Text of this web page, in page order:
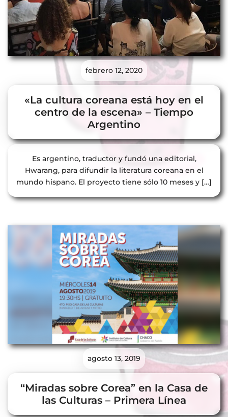
febrero 12, 2020
«La cultura coreana está hoy en el
centro de la escena» – Tiempo
Argentino
Es argentino, traductor y fundó una editorial,
Hwarang, para difundir la literatura coreana en el
mundo hispano. El proyecto tiene sólo 10 meses y […]
agosto 13, 2019
“Miradas sobre Corea” en la Casa de
las Culturas – Primera Línea